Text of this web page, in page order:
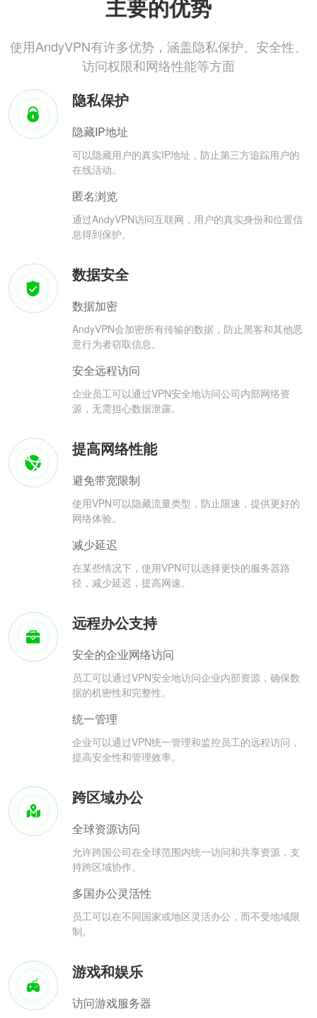
主要的优势
使用AndyVPN有许多优势，涵盖隐私保护、安全性、
访问权限和网络性能等方面
隐私保护
隐藏IP地址
可以隐藏用户的真实IP地址，防止第三方追踪用户的
在线活动。
匿名浏览
通过AndyVPN访问互联网，用户的真实身份和位置信
息得到保护。
数据安全
数据加密
AndyVPN会加密所有传输的数据，防止黑客和其他恶
意行为者窃取信息。
安全远程访问
企业员工可以通过VPN安全地访问公司内部网络资
源，无需担心数据泄露。
提高网络性能
避免带宽限制
使用VPN可以隐藏流量类型，防止限速，提供更好的
网络体验。
减少延迟
在某些情况下，使用VPN可以选择更快的服务器路
径，减少延迟，提高网速。
远程办公支持
安全的企业网络访问
员工可以通过VPN安全地访问企业内部资源，确保数
据的机密性和完整性。
统一管理
企业可以通过VPN统一管理和监控员工的远程访问，
提高安全性和管理效率。
跨区域办公
全球资源访问
允许跨国公司在全球范围内统一访问和共享资源，支
持跨区域协作。
多国办公灵活性
员工可以在不同国家或地区灵活办公，而不受地域限
制。
游戏和娱乐
访问游戏服务器